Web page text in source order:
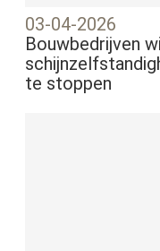
03-04-2026
Bouwbedrijven
te stoppen